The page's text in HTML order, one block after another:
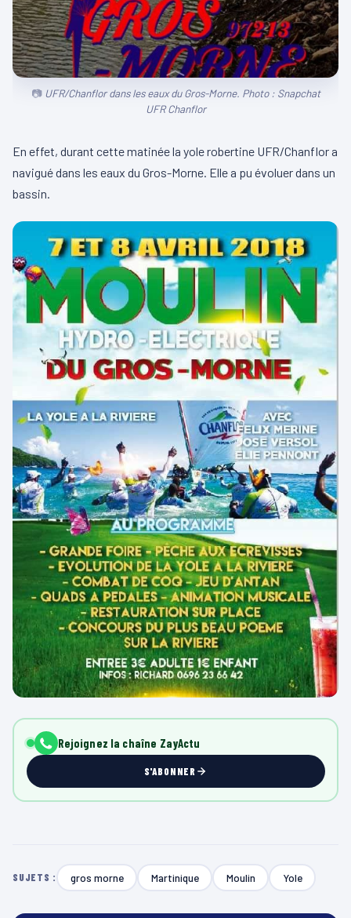
UFR/Chanflor dans les eaux du Gros-Morne. Photo : Snapchat
UFR Chanflor
En effet, durant cette matinée la yole robertine UFR/Chanflor a
navigué dans les eaux du Gros-Morne. Elle a pu évoluer dans un
bassin.
Rejoignez la chaîne ZayActu
S'ABONNER
SUJETS : gros morne Martinique Moulin Yole